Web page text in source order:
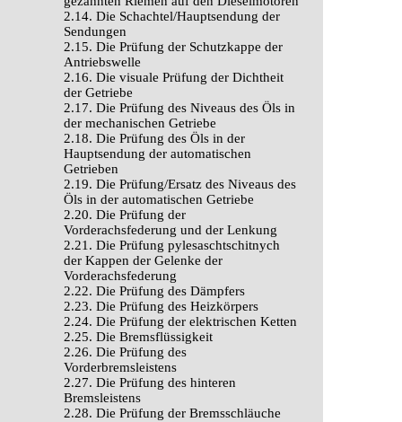
2.14. Die Schachtel/Hauptsendung der
Sendungen
2.15. Die Prüfung der Schutzkappe der
Antriebswelle
2.16. Die visuale Prüfung der Dichtheit
der Getriebe
2.17. Die Prüfung des Niveaus des Öls in
der mechanischen Getriebe
2.18. Die Prüfung des Öls in der
Hauptsendung der automatischen
Getrieben
2.19. Die Prüfung/Ersatz des Niveaus des
Öls in der automatischen Getriebe
2.20. Die Prüfung der
Vorderachsfederung und der Lenkung
2.21. Die Prüfung pylesaschtschitnych
der Kappen der Gelenke der
Vorderachsfederung
2.22. Die Prüfung des Dämpfers
2.23. Die Prüfung des Heizkörpers
2.24. Die Prüfung der elektrischen Ketten
2.25. Die Bremsflüssigkeit
2.26. Die Prüfung des
Vorderbremsleistens
2.27. Die Prüfung des hinteren
Bremsleistens
2.28. Die Prüfung der Bremsschläuche